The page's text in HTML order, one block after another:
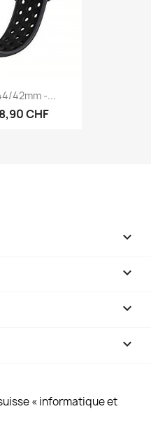
42mm -...
CHF



keyboard_arrow_down
« informatique et